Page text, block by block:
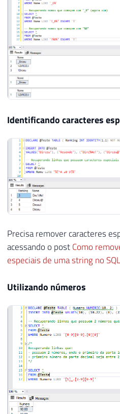
Identificando caracteres
Precisa remover caracteres
acessando o postComo
especiais de uma string no
Utilizando números